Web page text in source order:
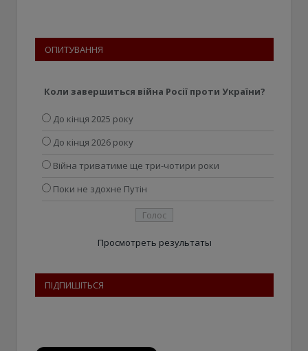
ОПИТУВАННЯ
Коли завершиться війна Росії проти України?
До кінця 2025 року
До кінця 2026 року
Війна триватиме ще три-чотири роки
Поки не здохне Путін
Просмотреть результаты
ПІДПИШІТЬСЯ